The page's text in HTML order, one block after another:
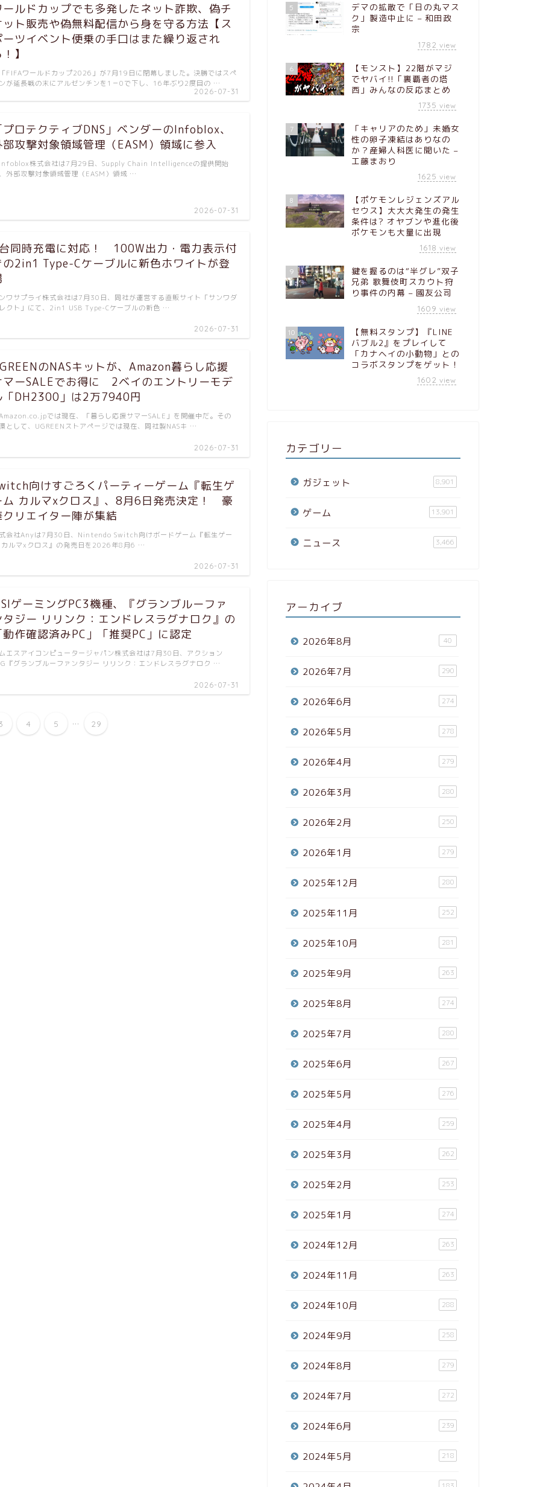
ールドカップでも多発したネット詐欺、偽チ
ット販売や偽無料配信から身を守る方法【ス
ーツイベント便乗の手口はまた繰り返され
】
2026-07-31
ワールドカップ2026」が7月19日に閉幕しました。決勝ではスペ
が延長戦の末にアルゼンチンを1－0で下し、16年ぶり2度目の …
プロテクティブDNS」ベンダーのInfoblox、
部攻撃対象領域管理（EASM）領域に参入
2026-07-31
株式会社は7月29日、Supply Chain Intelligenceの提供開始
外部攻撃対象領域管理（EASM）領域 …
同時充電に対応！ 100W出力・電力表示付
の2in1 Type-Cケーブルに新色ホワイトが登
2026-07-31
ワサプライ株式会社は7月30日、同社が運営する直販サイト「サンワダ
クト」にて、2in1 USB Type-Cケーブルの新色 …
のNASキットが、Amazon暮らし応援
マーSALEでお得に 2ベイのエントリーモデ
「DH2300」は2万7940円
2026-07-31
では現在、「暮らし応援サマーSALE」を開催中だ。その
として、UGREENストアページでは現在、同社製NASキ …
向けすごろくパーティーゲーム『転生ゲ
ム カルマxクロス』、8月6日発売決定！ 豪
クリエイター陣が集結
2026-07-31
会社Anyは7月30日、Nintendo Switch向けボードゲーム『転生ゲー
ルマxクロス』の発売日を2026年8月6 …
ゲーミングPC3機種、『グランブルーファ
タジー リリンク：エンドレスラグナロク』の
動作確認済みPC」「推奨PC」に認定
2026-07-31
エスアイコンピュータージャパン株式会社は7月30日、アクション
『グランブルーファンタジー リリンク：エンドレスラグナロク …
4 5 ... 29
5
デマの拡散で「日の丸マス
ク」製造中止に – 和田政
宗
1782 view
6
【モンスト】22階がマジ
でヤバイ!!「裏覇者の塔
西」みんなの反応まとめ
1735 view
7
「キャリアのため」未婚女
性の卵子凍結はありなの
か？産婦人科医に聞いた –
工藤まおり
1625 view
8
【ポケモンレジェンズアル
セウス】大大大発生の発生
条件は? オヤブンや進化後
ポケモンも大量に出現
1618 view
9
鍵を握るのは“半グレ”双子
兄弟 歌舞伎町スカウト狩
り事件の内幕 – 國友公司
1609 view
10
【無料スタンプ】『LINE
バブル2』をプレイして
「カナヘイの小動物」との
コラボスタンプをゲット！
1602 view
カテゴリー
ガジェット 8,901
ゲーム 13,901
ニュース 3,466
アーカイブ
2026年8月 40
2026年7月 290
2026年6月 274
2026年5月 278
2026年4月 279
2026年3月 280
2026年2月 250
2026年1月 279
2025年12月 280
2025年11月 252
2025年10月 281
2025年9月 263
2025年8月 274
2025年7月 280
2025年6月 267
2025年5月 276
2025年4月 259
2025年3月 262
2025年2月 253
2025年1月 274
2024年12月 263
2024年11月 263
2024年10月 288
2024年9月 258
2024年8月 279
2024年7月 272
2024年6月 239
2024年5月 218